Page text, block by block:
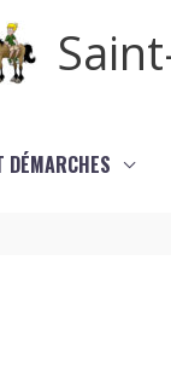
DÉMARCHES